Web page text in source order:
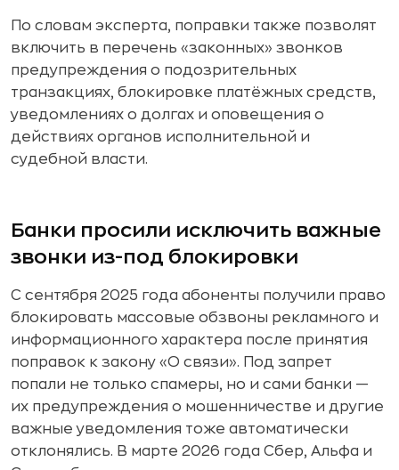
По словам эксперта, поправки также позволят
включить в перечень «законных» звонков
предупреждения о подозрительных
транзакциях, блокировке платёжных средств,
уведомлениях о долгах и оповещения о
действиях органов исполнительной и
судебной власти.
Банки просили исключить важные
звонки из-под блокировки
С сентября 2025 года абоненты получили право
блокировать массовые обзвоны рекламного и
информационного характера после принятия
поправок к закону «О связи». Под запрет
попали не только спамеры, но и сами банки —
их предупреждения о мошенничестве и другие
важные уведомления тоже автоматически
отклонялись. В марте 2026 года Сбер, Альфа и